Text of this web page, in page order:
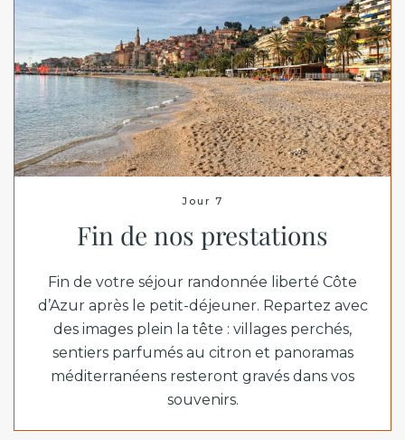
Jour 7
Fin de nos prestations
Fin de votre séjour randonnée liberté Côte
d’Azur après le petit-déjeuner. Repartez avec
des images plein la tête : villages perchés,
sentiers parfumés au citron et panoramas
méditerranéens resteront gravés dans vos
souvenirs.